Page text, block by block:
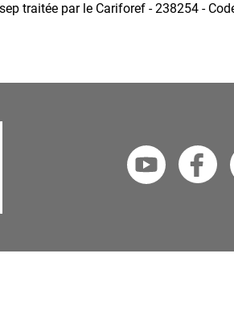
traitée par le Cariforef - 238254 -